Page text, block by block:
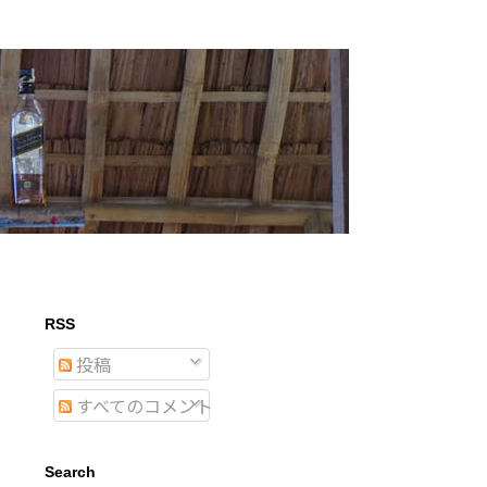
RSS
投稿
すべてのコメント
Search